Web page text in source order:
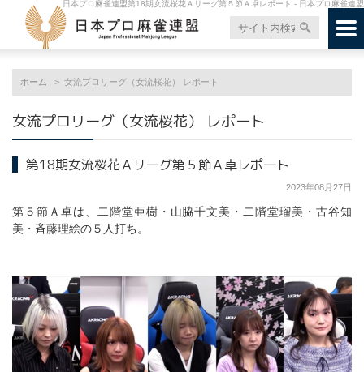
日本プロ麻雀連盟第18期女流桜花Ａリーグ第５節Ａ卓レポート - 日本プロ麻雀連盟
ホーム 女流プロリーグ（女流桜花） レポート
女流プロリーグ（女流桜花） レポート
第18期女流桜花Ａリーグ第５節Ａ卓レポート
2023年08月27日
第５節Ａ卓は、二階堂亜樹・山脇千文美・二階堂瑠美・古谷知
美・斉藤理絵の５人打ち。